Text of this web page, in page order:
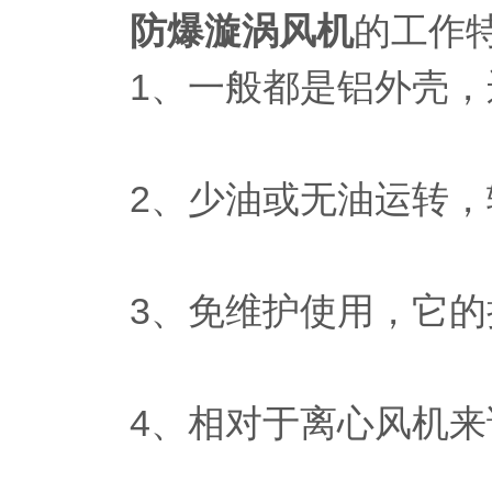
防爆漩涡风机的工作
1、一般都是铝外壳，
2、少油或无油运转，
3、免维护使用，它的
4、相对于离心风机来